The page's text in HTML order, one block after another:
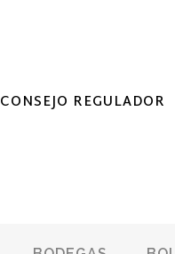
CONSEJO REGULADOR